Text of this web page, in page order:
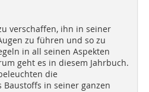
verschaffen, ihn in seiner
zu führen und so zu
in all seinen Aspekten
geht es in diesem Jahrbuch.
die
Baustoffs in seiner ganzen